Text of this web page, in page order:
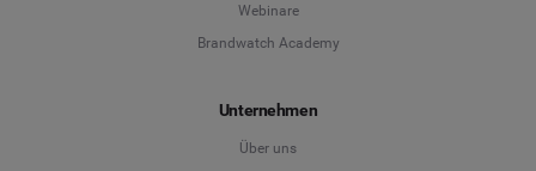
Webinare
Brandwatch Academy
Unternehmen
Über uns